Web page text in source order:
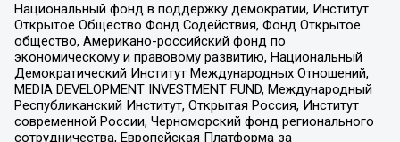
Национальный фонд в поддержку демократии, Институт
Открытое Общество Фонд Содействия, Фонд Открытое
общество, Американо-российский фонд по
экономическому и правовому развитию, Национальный
Демократический Институт Международных Отношений,
MEDIA DEVELOPMENT INVESTMENT FUND, Международный
Республиканский Институт, Открытая Россия, Институт
современной России, Черноморский фонд регионального
сотрудничества, Европейская Платформа за